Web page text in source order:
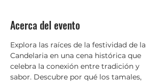
Acerca del evento
Explora las raíces de la festividad de la
Candelaria en una cena histórica que
celebra la conexión entre tradición y
sabor. Descubre por qué los tamales,